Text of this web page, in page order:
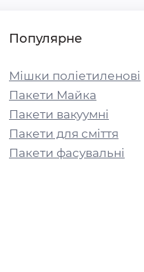
Популярне
Мішки поліетиленові
Пакети Майка
Пакети вакуумні
Пакети для сміття
Пакети фасувальні